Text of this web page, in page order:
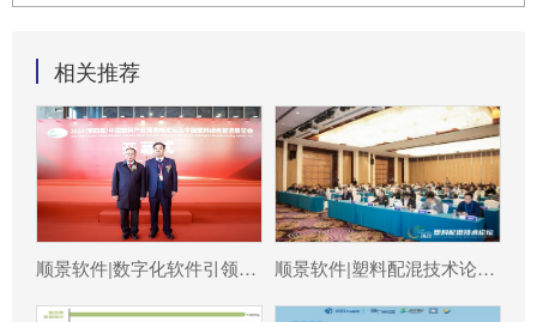
相关推荐
顺景软件|数字化软件引领新材料产业绿色智造新篇章 顺景软件|塑料配混技术论坛上展示数字化的力量